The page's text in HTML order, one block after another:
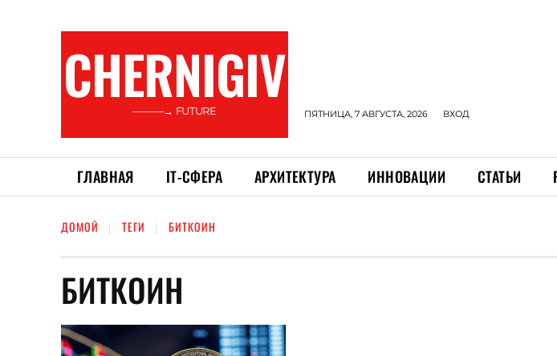
CHERNIGIV
———→ FUTURE ПЯТНИЦА, 7 АВГУСТА, 2026 ВХОД
ГЛАВНАЯ ІТ-СФЕРА АРХИТЕКТУРА ИННОВАЦИИ СТАТЬИ
ДОМОЙ ТЕГИ БИТКОИН
БИТКОИН